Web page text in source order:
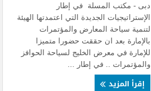
دبى - مكتب المسلة في إطار
الإستراتيجيات الجديدة التي اعتمدتها الهيئة
لتنمية سياحة المعارض والمؤتمرات
بالإمارة بعد ان حققت حضورا متميزا
للإمارة في معرض الخليج لسياحة الحوافز
والمؤتمرات .. في إطار ...
إقرأ المزيد